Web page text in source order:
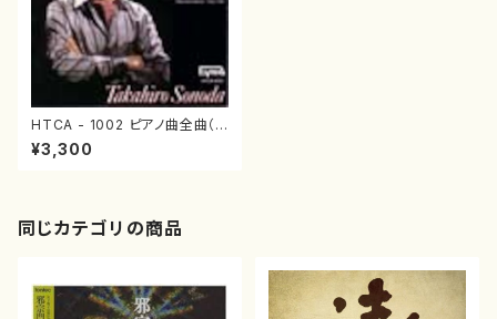
HTCA - 1002 ピアノ曲全曲（ピ
アノソロ/シェーンベルク/CD）
¥3,300
同じカテゴリの商品